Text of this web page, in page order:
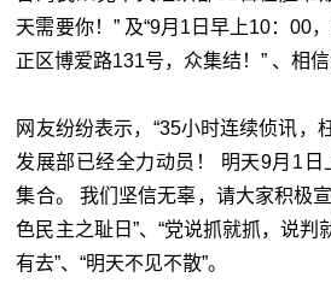
天需要你！” 及“9月1日早上10：00
正区博爱路131号，众集结！” 、相
网友纷纷表示，“35小时连续侦讯，
发展部已经全力动员！ 明天9月1
集合。 我们坚信无辜，请大家积极
色民主之耻日”、“党说抓就抓，说判
有去”、“明天不见不散”。